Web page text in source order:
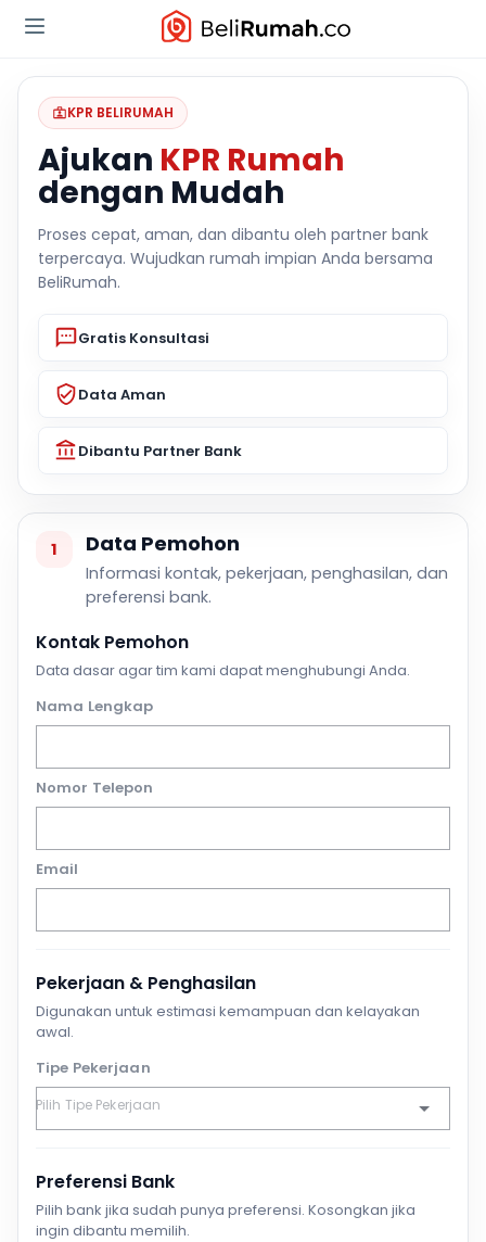
KPR BELIRUMAH
Ajukan KPR Rumah
dengan Mudah
Proses cepat, aman, dan dibantu oleh partner bank
terpercaya. Wujudkan rumah impian Anda bersama
BeliRumah.
Gratis Konsultasi
Data Aman
Dibantu Partner Bank
1 Data Pemohon
Informasi kontak, pekerjaan, penghasilan, dan
preferensi bank.
Kontak Pemohon
Data dasar agar tim kami dapat menghubungi Anda.
Nama Lengkap
Nomor Telepon
Email
Pekerjaan & Penghasilan
Digunakan untuk estimasi kemampuan dan kelayakan
awal.
Tipe Pekerjaan
Preferensi Bank
Pilih bank jika sudah punya preferensi. Kosongkan jika
ingin dibantu memilih.